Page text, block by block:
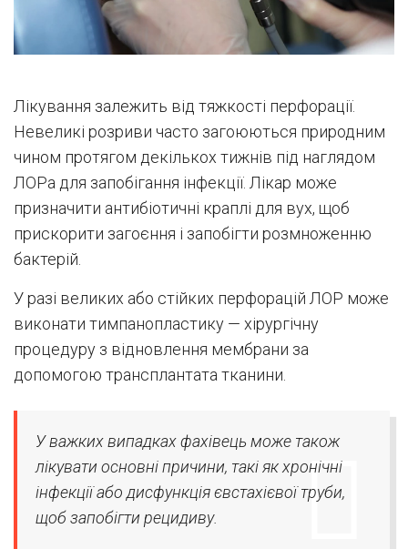
Лікування залежить від тяжкості перфорації.
Невеликі розриви часто загоюються природним
чином протягом декількох тижнів під наглядом
ЛОРа для запобігання інфекції. Лікар може
призначити антибіотичні краплі для вух, щоб
прискорити загоєння і запобігти розмноженню
бактерій.
У разі великих або стійких перфорацій ЛОР може
виконати тимпанопластику — хірургічну
процедуру з відновлення мембрани за
допомогою трансплантата тканини.
У важких випадках фахівець може також
лікувати основні причини, такі як хронічні
інфекції або дисфункція євстахієвої труби,
щоб запобігти рецидиву.